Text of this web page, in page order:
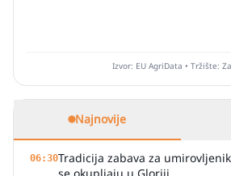
Izvor: EU AgriData • Tržište:
Najnovije
06:30Tradicija zabava za